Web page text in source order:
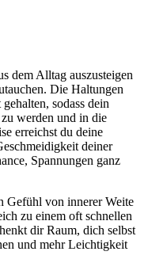
dem Alltag auszusteigen
Die Haltungen
sodass dein
werden und in die
erreichst du deine
deiner
Spannungen ganz
Gefühl von innerer Weite
zu einem oft schnellen
dir Raum, dich selbst
und mehr Leichtigkeit